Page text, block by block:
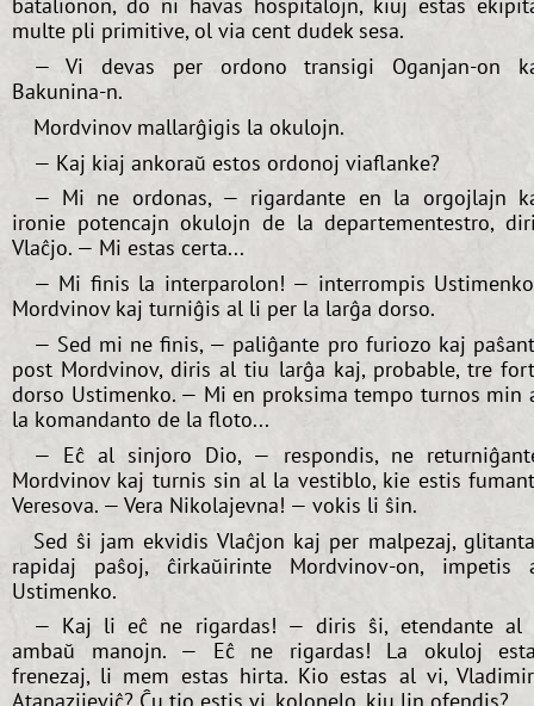
batalionon, do ni havas hospitalojn, kiuj estas
multe pli primitive, ol via cent dudek sesa.
— Vi devas per ordono transigi Oganjan-on
Bakunina-n.
Mordvinov mallarĝigis la okulojn.
— Kaj kiaj ankoraŭ estos ordonoj viaflanke?
— Mi ne ordonas, — rigardante en la orgojlajn
ironie potencajn okulojn de la departementestro,
Vlaĉjo. — Mi estas certa...
— Mi finis la interparolon! — interrompis
Mordvinov kaj turniĝis al li per la larĝa dorso.
— Sed mi ne finis, — paliĝante pro furiozo kaj
post Mordvinov, diris al tiu larĝa kaj, probable, tre
dorso Ustimenko. — Mi en proksima tempo turnos min
la komandanto de la floto...
— Eĉ al sinjoro Dio, — respondis, ne
Mordvinov kaj turnis sin al la vestiblo, kie estis
Veresova. — Vera Nikolajevna! — vokis li ŝin.
Sed ŝi jam ekvidis Vlaĉjon kaj per malpezaj,
rapidaj paŝoj, ĉirkaŭirinte Mordvinov-on, impetis
Ustimenko.
— Kaj li eĉ ne rigardas! — diris ŝi, etendante al
ambaŭ manojn. — Eĉ ne rigardas! La okuloj
frenezaj, li mem estas hirta. Kio estas al vi,